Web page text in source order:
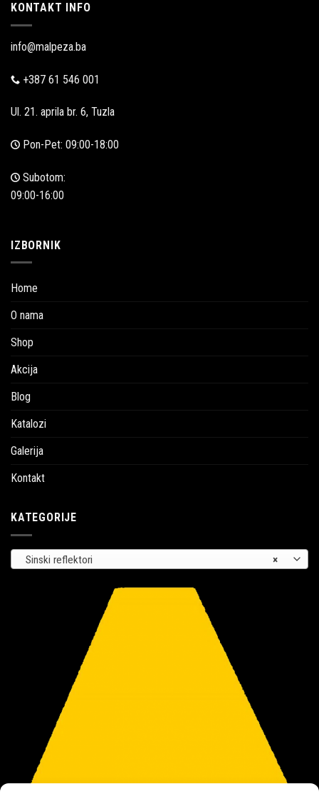
KONTAKT INFO
info@malpeza.ba
+387 61 546 001
Ul. 21. aprila br. 6, Tuzla
Pon-Pet: 09:00-18:00
Subotom:
09:00-16:00
IZBORNIK
Home
O nama
Shop
Akcija
Blog
Katalozi
Galerija
Kontakt
KATEGORIJE
×
Sinski reflektori